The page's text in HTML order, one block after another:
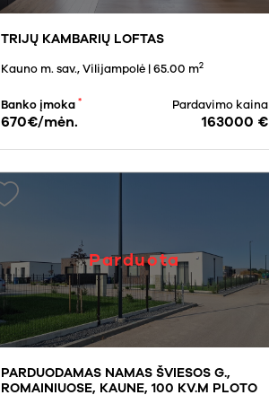
TRIJŲ KAMBARIŲ LOFTAS
Kauno m. sav., Vilijampolė | 65.00 m2
Banko įmoka *
670€/mėn.
Pardavimo kaina
163000 €
Parduota
PARDUODAMAS NAMAS ŠVIESOS G.,
ROMAINIUOSE, KAUNE, 100 KV.M PLOTO